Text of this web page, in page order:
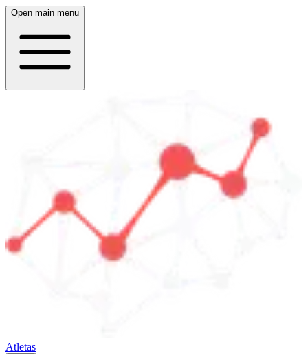
Open main menu
Atletas